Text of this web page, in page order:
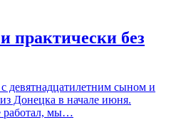
практически без
девятнадцатилетним сыном и
Донецка в начале июня.
работал, мы…